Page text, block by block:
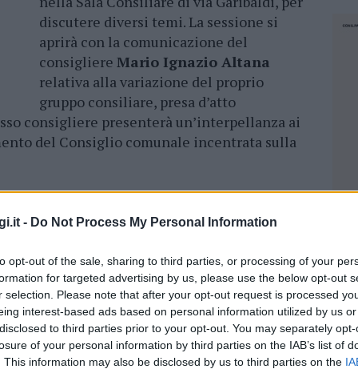
- Do Not Process My Personal Information
opt-out of the sale, sharing to third parties, or processing of your
for targeted advertising by us, please use the below opt-out
selection. Please note that after your opt-out request is processed
interest-based ads based on personal information utilized by us
to third parties prior to your opt-out. You may separately
of your personal information by third parties on the IAB’s list of
This information may also be disclosed by us to third parties on the
discutere diversi temi. La sessione si
aprirà con la comunicazione del
consigliere Mario Ignazio Altana
relativa alla variazione del proprio
gruppo consiliare, presa d’atto
consigliere presenterà un’interpellanza ai
del Consiglio comunale incentrata sulla
Alessandro Fiorentinosottoporrà
di Giunta Comunale numero 373 del 12
per l’esercizio finanziario
15, oltre all’approvazione del bilancio
in conformità all’articolo 11-bis del
Elena Casuillustrerà, invece, la
di un debito fuori bilancio, derivante
Giudice di Pace di Olbia nella causa
con conseguente liquidazione delle spese